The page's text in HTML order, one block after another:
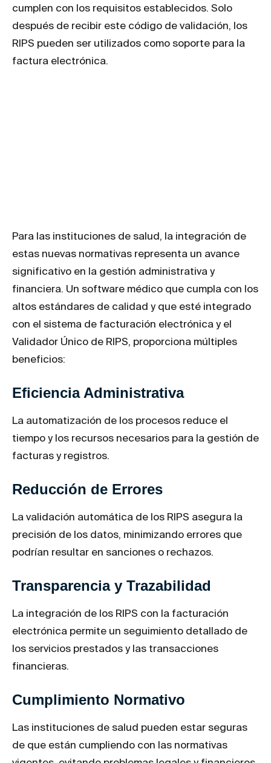
cumplen con los requisitos establecidos. Solo
después de recibir este código de validación, los
RIPS pueden ser utilizados como soporte para la
factura electrónica.
Para las instituciones de salud, la integración de
estas nuevas normativas representa un avance
significativo en la gestión administrativa y
financiera. Un software médico que cumpla con los
altos estándares de calidad y que esté integrado
con el sistema de facturación electrónica y el
Validador Único de RIPS, proporciona múltiples
beneficios:
Eficiencia Administrativa
La automatización de los procesos reduce el
tiempo y los recursos necesarios para la gestión de
facturas y registros.
Reducción de Errores
La validación automática de los RIPS asegura la
precisión de los datos, minimizando errores que
podrían resultar en sanciones o rechazos.
Transparencia y Trazabilidad
La integración de los RIPS con la facturación
electrónica permite un seguimiento detallado de
los servicios prestados y las transacciones
financieras.
Cumplimiento Normativo
Las instituciones de salud pueden estar seguras
de que están cumpliendo con las normativas